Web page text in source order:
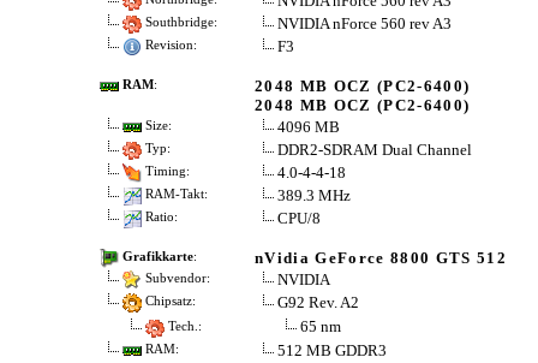
Southbridge: NVIDIA nForce 560 rev A3
Revision: F3
RAM:
2048 MB OCZ (PC2-6400)
2048 MB OCZ (PC2-6400)
Size: 4096 MB
Typ: DDR2-SDRAM Dual Channel
Timing: 4.0-4-4-18
RAM-Takt: 389.3 MHz
Ratio: CPU/8
Grafikkarte: nVidia GeForce 8800 GTS 512
Subvendor: NVIDIA
Chipsatz: G92 Rev. A2
Tech.: 65 nm
RAM: 512 MB GDDR3